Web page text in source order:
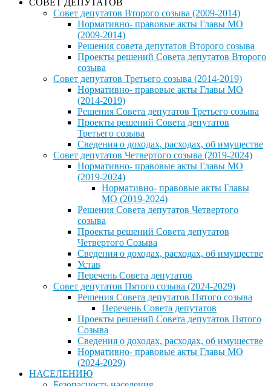
СОВЕТ ДЕПУТАТОВ
Совет депутатов Второго созыва (2009-2014)
Нормативно- правовые акты Главы МО
(2009-2014)
Решения совета депутатов Второго созыва
Проекты решений Совета депутатов Второго
созыва
Совет депутатов Третьего созыва (2014-2019)
Нормативно- правовые акты Главы МО
(2014-2019)
Решения Совета депутатов Третьего созыва
Проекты решений Совета депутатов
Третьего созыва
Сведения о доходах, расходах, об имуществе
Совет депутатов Четвертого созыва (2019-2024)
Нормативно- правовые акты Главы МО
(2019-2024)
Нормативно- правовые акты Главы
МО (2019-2024)
Решения Совета депутатов Четвертого
созыва
Проекты решений Совета депутатов
Четвертого Созыва
Сведения о доходах, расходах, об имуществе
Устав
Перечень Совета депутатов
Совет депутатов Пятого созыва (2024-2029)
Решения Совета депутатов Пятого созыва
Перечень Совета депутатов
Проекты решений Совета депутатов Пятого
Созыва
Сведения о доходах, расходах, об имуществе
Нормативно- правовые акты Главы МО
(2024-2029)
НАСЕЛЕНИЮ